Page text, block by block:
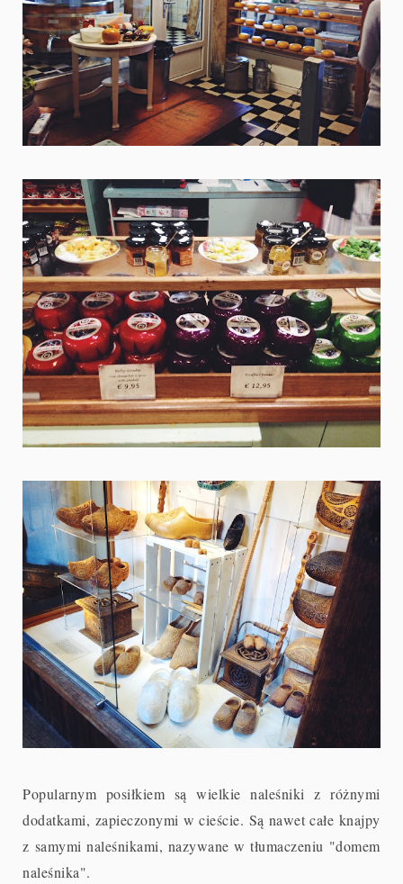
Popularnym posiłkiem są wielkie naleśniki z różnymi
dodatkami, zapieczonymi w cieście. Są nawet całe knajpy
z samymi naleśnikami, nazywane w tłumaczeniu "domem
naleśnika".